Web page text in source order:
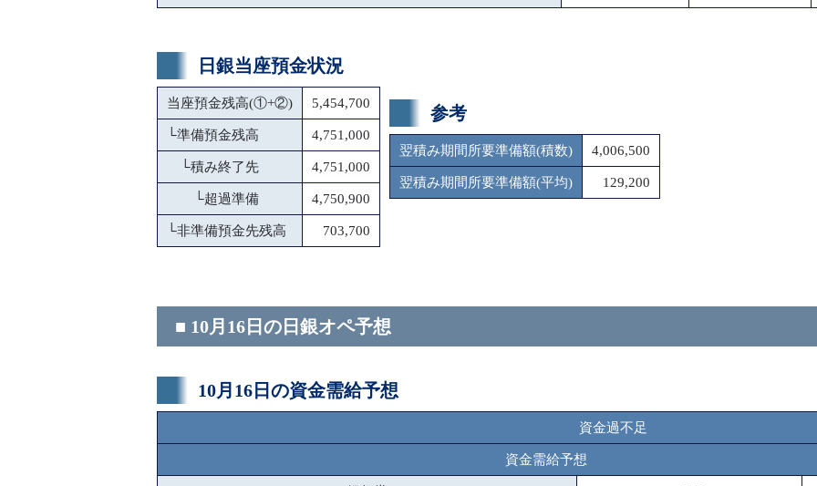
日銀当座預金状況
当座預金残高(①+②) 5,454,700
└準備預金残高 4,751,000
└積み終了先 4,751,000
└超過準備 4,750,900
└非準備預金先残高 703,700
参考
翌積み期間所要準備額(積数) 4,006,500
翌積み期間所要準備額(平均) 129,200
■ 10月16日の日銀オペ予想
10月16日の資金需給予想
資金過不足
資金需給予想